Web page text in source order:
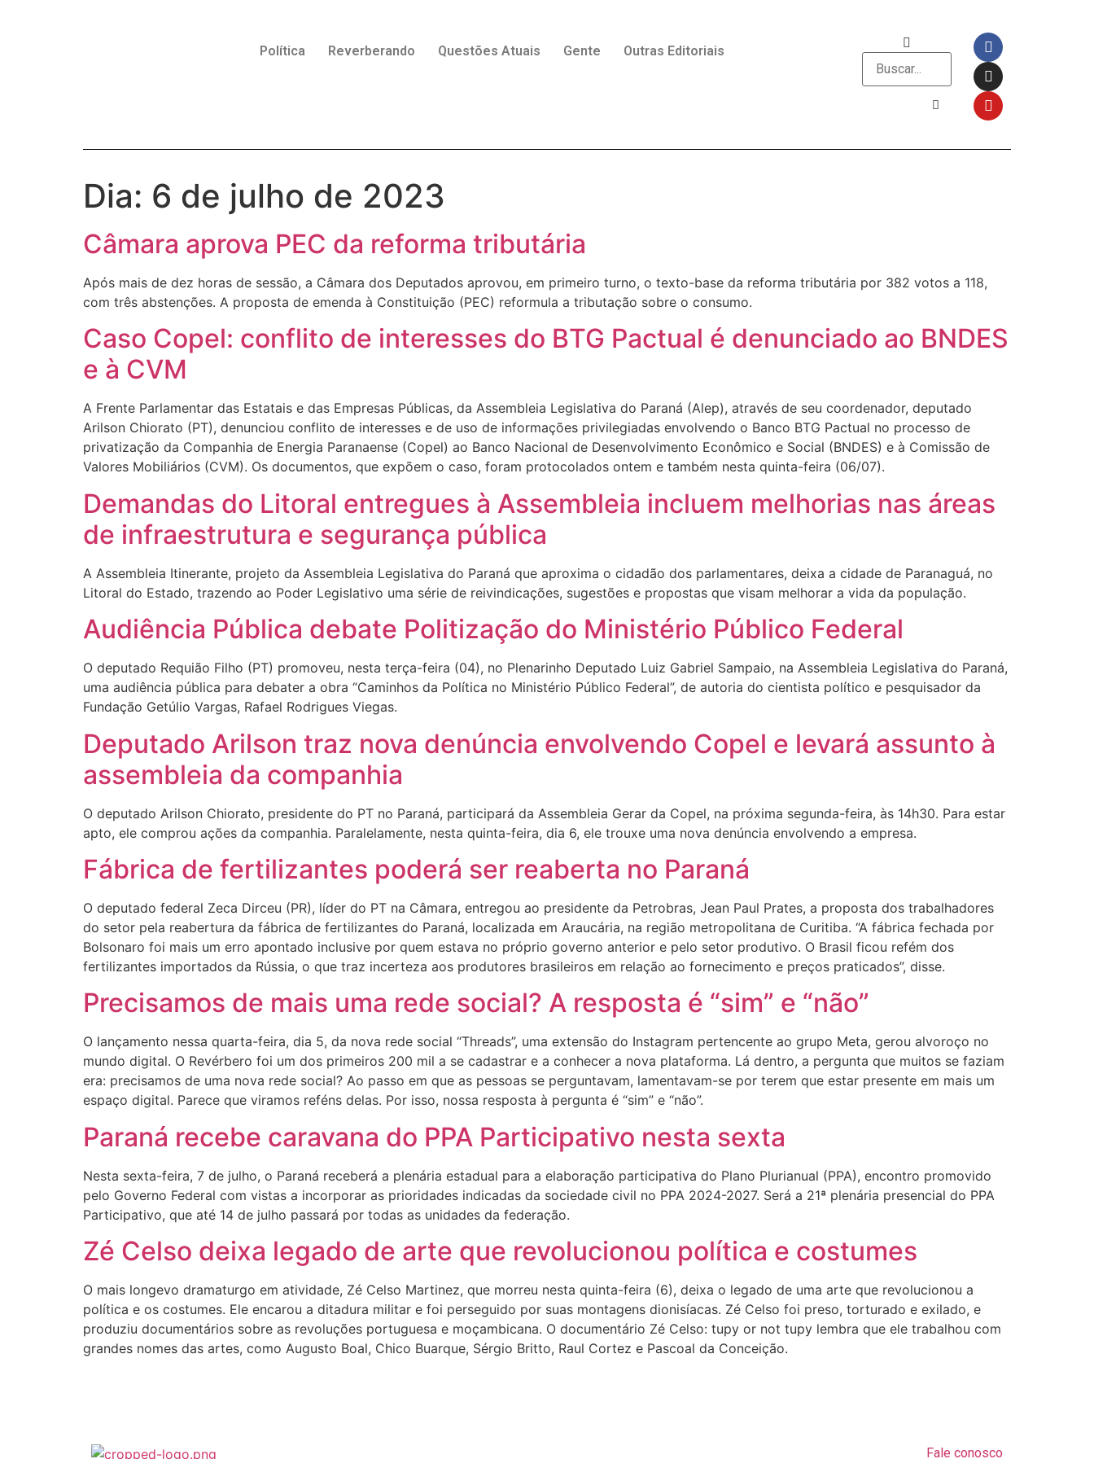
Política Reverberando Questões Atuais Gente Outras Editoriais
Dia: 6 de julho de 2023
Câmara aprova PEC da reforma tributária
Após mais de dez horas de sessão, a Câmara dos Deputados aprovou, em primeiro turno, o texto-base da reforma tributária por 382 votos a 118,
com três abstenções. A proposta de emenda à Constituição (PEC) reformula a tributação sobre o consumo.
Caso Copel: conflito de interesses do BTG Pactual é denunciado ao BNDES
e à CVM
A Frente Parlamentar das Estatais e das Empresas Públicas, da Assembleia Legislativa do Paraná (Alep), através de seu coordenador, deputado
Arilson Chiorato (PT), denunciou conflito de interesses e de uso de informações privilegiadas envolvendo o Banco BTG Pactual no processo de
privatização da Companhia de Energia Paranaense (Copel) ao Banco Nacional de Desenvolvimento Econômico e Social (BNDES) e à Comissão de
Valores Mobiliários (CVM). Os documentos, que expõem o caso, foram protocolados ontem e também nesta quinta-feira (06/07).
Demandas do Litoral entregues à Assembleia incluem melhorias nas áreas
de infraestrutura e segurança pública
A Assembleia Itinerante, projeto da Assembleia Legislativa do Paraná que aproxima o cidadão dos parlamentares, deixa a cidade de Paranaguá, no
Litoral do Estado, trazendo ao Poder Legislativo uma série de reivindicações, sugestões e propostas que visam melhorar a vida da população.
Audiência Pública debate Politização do Ministério Público Federal
O deputado Requião Filho (PT) promoveu, nesta terça-feira (04), no Plenarinho Deputado Luiz Gabriel Sampaio, na Assembleia Legislativa do Paraná,
uma audiência pública para debater a obra “Caminhos da Política no Ministério Público Federal”, de autoria do cientista político e pesquisador da
Fundação Getúlio Vargas, Rafael Rodrigues Viegas.
Deputado Arilson traz nova denúncia envolvendo Copel e levará assunto à
assembleia da companhia
O deputado Arilson Chiorato, presidente do PT no Paraná, participará da Assembleia Gerar da Copel, na próxima segunda-feira, às 14h30. Para estar
apto, ele comprou ações da companhia. Paralelamente, nesta quinta-feira, dia 6, ele trouxe uma nova denúncia envolvendo a empresa.
Fábrica de fertilizantes poderá ser reaberta no Paraná
O deputado federal Zeca Dirceu (PR), líder do PT na Câmara, entregou ao presidente da Petrobras, Jean Paul Prates, a proposta dos trabalhadores
do setor pela reabertura da fábrica de fertilizantes do Paraná, localizada em Araucária, na região metropolitana de Curitiba. “A fábrica fechada por
Bolsonaro foi mais um erro apontado inclusive por quem estava no próprio governo anterior e pelo setor produtivo. O Brasil ficou refém dos
fertilizantes importados da Rússia, o que traz incerteza aos produtores brasileiros em relação ao fornecimento e preços praticados”, disse.
Precisamos de mais uma rede social? A resposta é “sim” e “não”
O lançamento nessa quarta-feira, dia 5, da nova rede social “Threads”, uma extensão do Instagram pertencente ao grupo Meta, gerou alvoroço no
mundo digital. O Revérbero foi um dos primeiros 200 mil a se cadastrar e a conhecer a nova plataforma. Lá dentro, a pergunta que muitos se faziam
era: precisamos de uma nova rede social? Ao passo em que as pessoas se perguntavam, lamentavam-se por terem que estar presente em mais um
espaço digital. Parece que viramos reféns delas. Por isso, nossa resposta à pergunta é “sim” e “não”.
Paraná recebe caravana do PPA Participativo nesta sexta
Nesta sexta-feira, 7 de julho, o Paraná receberá a plenária estadual para a elaboração participativa do Plano Plurianual (PPA), encontro promovido
pelo Governo Federal com vistas a incorporar as prioridades indicadas da sociedade civil no PPA 2024-2027. Será a 21ª plenária presencial do PPA
Participativo, que até 14 de julho passará por todas as unidades da federação.
Zé Celso deixa legado de arte que revolucionou política e costumes
O mais longevo dramaturgo em atividade, Zé Celso Martinez, que morreu nesta quinta-feira (6), deixa o legado de uma arte que revolucionou a
política e os costumes. Ele encarou a ditadura militar e foi perseguido por suas montagens dionisíacas. Zé Celso foi preso, torturado e exilado, e
produziu documentários sobre as revoluções portuguesa e moçambicana. O documentário Zé Celso: tupy or not tupy lembra que ele trabalhou com
grandes nomes das artes, como Augusto Boal, Chico Buarque, Sérgio Britto, Raul Cortez e Pascoal da Conceição.
Fale conosco